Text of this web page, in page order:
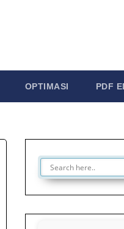
OPTIMASI PDF